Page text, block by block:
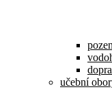
učební